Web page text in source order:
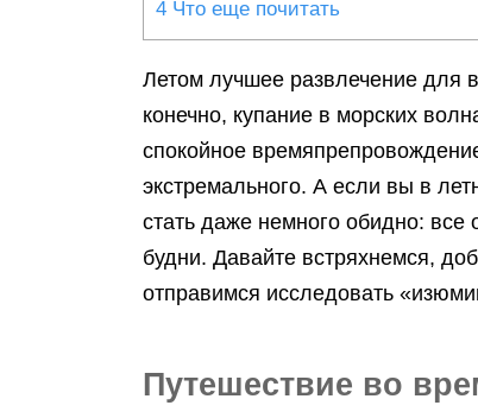
4 Что еще почитать
Летом лучшее развлечение для
конечно, купание в морских
спокойное
экстремального. А если вы в
стать даже немного обидно:
будни. Давайте встряхнемся,
отправимся исследовать
Путешествие во